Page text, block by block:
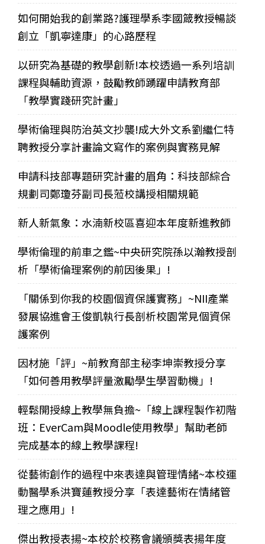
如何開始我的創業路?護理學系李國箴教授暢談
創立「凱寧達康」的心路歷程
以研究為基礎的教學創新!本校透過一系列培訓
課程與輔助資源，鼓勵教師踴躍申請教育部
「教學實踐研究計畫」
學術倫理與防治英文抄襲!成大外文系劉繼仁特
聘教授分享計畫論文寫作的案例與實務見解
申請科技部專題研究計畫的眉角：科技部綜合
規劃司鄭瓊芬副司長蒞校講授相關規範
新人新氣象：水湳新校區喜迎本年度新進教師
學術倫理的前車之鑑~中央研究院孫以瀚教授剖
析「學術倫理案例的前因後果」!
「關係到你我的校園個資保護實務」~NII產業
發展協進會王俊凱執行長剖析校園常見個資保
護案例
因材施「評」~前教育部主秘李坤崇教授分享
「如何善用教學評量激勵學生學習動機」!
輕鬆開授線上教學無負擔~「線上課程製作初階
班：EverCam與Moodle使用教學」幫助老師
完成基本的線上教學課程!
從藝術創作的過程中來表達與管理情緒~本校運
動醫學系洪寶蓮教授分享「表達藝術在情緒管
理之應用」!
傑出教授表揚~本校於校務會議頒獎表揚年度